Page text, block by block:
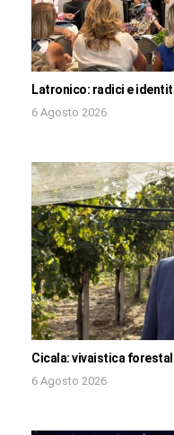
Latronico: radici e
6 Agosto 2026
Cicala: vivaistica
6 Agosto 2026